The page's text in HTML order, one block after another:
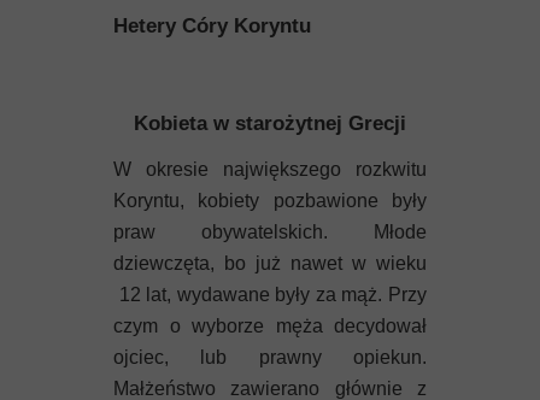
Kos
Nisyros
Rodos
Samos
Symi
Hetery Córy Koryntu
Kobieta w starożytnej Grecji
W okresie największego rozkwitu
Koryntu, kobiety pozbawione były
praw obywatelskich. Młode
dziewczęta, bo już nawet w wieku
12 lat, wydawane były za mąż. Przy
czym o wyborze męża decydował
ojciec, lub prawny opiekun.
Małżeństwo zawierano głównie z